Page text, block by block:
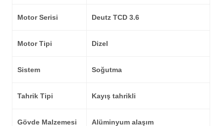
Motor Serisi Deutz TCD 3.6
Motor Tipi Dizel
Sistem Soğutma
Tahrik Tipi Kayış tahrikli
Gövde Malzemesi Alüminyum alaşım